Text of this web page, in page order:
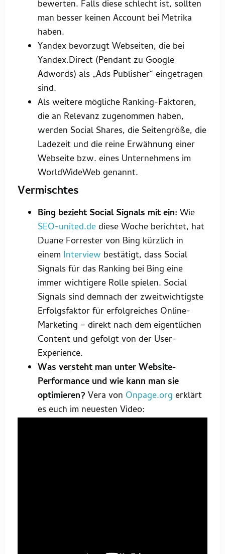
bewerten. Falls diese schlecht ist, sollten
man besser keinen Account bei Metrika
haben.
Yandex bevorzugt Webseiten, die bei
Yandex.Direct (Pendant zu Google
Adwords) als „Ads Publisher“ eingetragen
sind.
Als weitere mögliche Ranking-Faktoren,
die an Relevanz zugenommen haben,
werden Social Shares, die Seitengröße, die
Ladezeit und die reine Erwähnung einer
Webseite bzw. eines Unternehmens im
WorldWideWeb genannt.
Vermischtes
Bing bezieht Social Signals mit ein: Wie
SEO-united.dediese Woche berichtet, hat
Duane Forrester von Bing kürzlich in
einem Interview bestätigt, dass Social
Signals für das Ranking bei Bing eine
immer wichtigere Rolle spielen. Social
Signals sind demnach der zweitwichtigste
Erfolgsfaktor für erfolgreiches Online-
Marketing – direkt nach dem eigentlichen
Content und gefolgt von der User-
Experience.
Was versteht man unter Website-
Performance und wie kann man sie
optimieren? Vera von Onpage.org erklärt
es euch im neuesten Video: